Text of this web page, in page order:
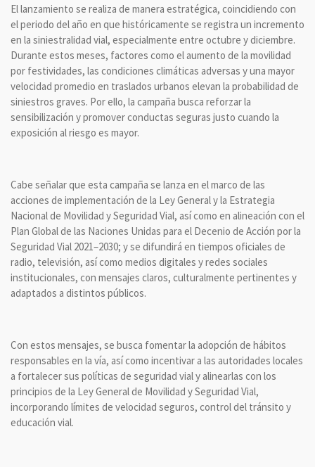
El lanzamiento se realiza de manera estratégica, coincidiendo con
el periodo del año en que históricamente se registra un incremento
en la siniestralidad vial, especialmente entre octubre y diciembre.
Durante estos meses, factores como el aumento de la movilidad
por festividades, las condiciones climáticas adversas y una mayor
velocidad promedio en traslados urbanos elevan la probabilidad de
siniestros graves. Por ello, la campaña busca reforzar la
sensibilización y promover conductas seguras justo cuando la
exposición al riesgo es mayor.
Cabe señalar que esta campaña se lanza en el marco de las
acciones de implementación de la Ley General y la Estrategia
Nacional de Movilidad y Seguridad Vial, así como en alineación con el
Plan Global de las Naciones Unidas para el Decenio de Acción por la
Seguridad Vial 2021–2030; y se difundirá en tiempos oficiales de
radio, televisión, así como medios digitales y redes sociales
institucionales, con mensajes claros, culturalmente pertinentes y
adaptados a distintos públicos.
Con estos mensajes, se busca fomentar la adopción de hábitos
responsables en la vía, así como incentivar a las autoridades locales
a fortalecer sus políticas de seguridad vial y alinearlas con los
principios de la Ley General de Movilidad y Seguridad Vial,
incorporando límites de velocidad seguros, control del tránsito y
educación vial.